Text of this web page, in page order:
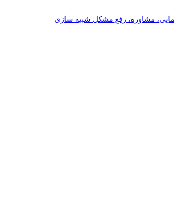
مشاوره، رفع مشکل شبیه سازی